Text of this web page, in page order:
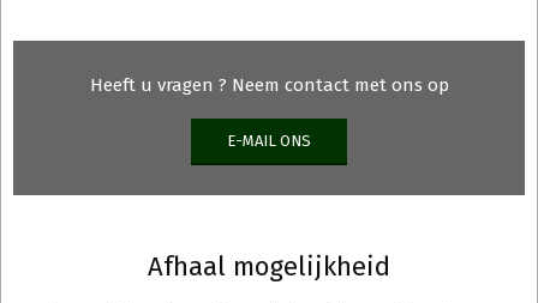
productpagina
Heeft u vragen ? Neem contact met ons op
E-MAIL ONS
Afhaal mogelijkheid